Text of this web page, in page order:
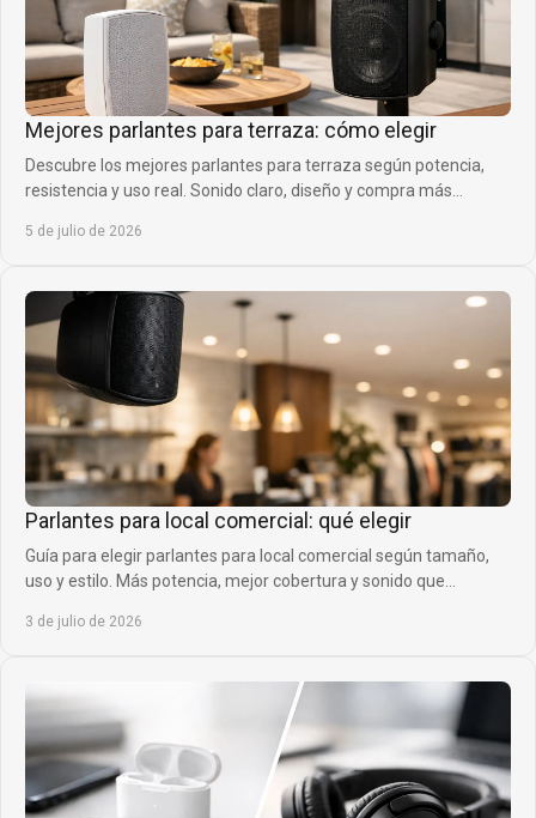
Mejores parlantes para terraza: cómo elegir
Descubre los mejores parlantes para terraza según potencia,
resistencia y uso real. Sonido claro, diseño y compra más
5 de julio de 2026
Parlantes para local comercial: qué elegir
Guía para elegir parlantes para local comercial según tamaño,
uso y estilo. Más potencia, mejor cobertura y sonido que
3 de julio de 2026